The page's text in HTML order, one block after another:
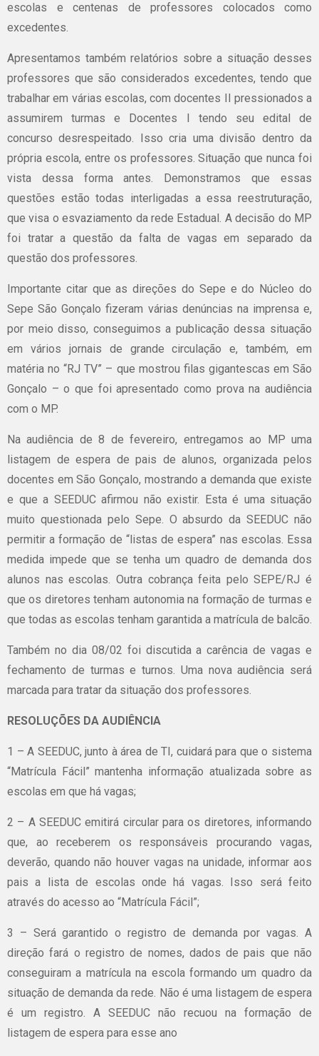
escolas e centenas de professores colocados como
excedentes.
Apresentamos também relatórios sobre a situação desses
professores que são considerados excedentes, tendo que
trabalhar em várias escolas, com docentes II pressionados a
assumirem turmas e Docentes I tendo seu edital de
concurso desrespeitado. Isso cria uma divisão dentro da
própria escola, entre os professores. Situação que nunca foi
vista dessa forma antes. Demonstramos que essas
questões estão todas interligadas a essa reestruturação,
que visa o esvaziamento da rede Estadual. A decisão do MP
foi tratar a questão da falta de vagas em separado da
questão dos professores.
Importante citar que as direções do Sepe e do Núcleo do
Sepe São Gonçalo fizeram várias denúncias na imprensa e,
por meio disso, conseguimos a publicação dessa situação
em vários jornais de grande circulação e, também, em
matéria no “RJ TV” – que mostrou filas gigantescas em São
Gonçalo – o que foi apresentado como prova na audiência
com o MP.
Na audiência de 8 de fevereiro, entregamos ao MP uma
listagem de espera de pais de alunos, organizada pelos
docentes em São Gonçalo, mostrando a demanda que existe
e que a SEEDUC afirmou não existir. Esta é uma situação
muito questionada pelo Sepe. O absurdo da SEEDUC não
permitir a formação de “listas de espera” nas escolas. Essa
medida impede que se tenha um quadro de demanda dos
alunos nas escolas. Outra cobrança feita pelo SEPE/RJ é
que os diretores tenham autonomia na formação de turmas e
que todas as escolas tenham garantida a matrícula de balcão.
Também no dia 08/02 foi discutida a carência de vagas e
fechamento de turmas e turnos. Uma nova audiência será
marcada para tratar da situação dos professores.
RESOLUÇÕES DA AUDIÊNCIA
1 – A SEEDUC, junto à área de TI, cuidará para que o sistema
“Matrícula Fácil” mantenha informação atualizada sobre as
escolas em que há vagas;
2 – A SEEDUC emitirá circular para os diretores, informando
que, ao receberem os responsáveis procurando vagas,
deverão, quando não houver vagas na unidade, informar aos
pais a lista de escolas onde há vagas. Isso será feito
através do acesso ao “Matrícula Fácil”;
3 – Será garantido o registro de demanda por vagas. A
direção fará o registro de nomes, dados de pais que não
conseguiram a matrícula na escola formando um quadro da
situação de demanda da rede. Não é uma listagem de espera
é um registro. A SEEDUC não recuou na formação de
listagem de espera para esse ano